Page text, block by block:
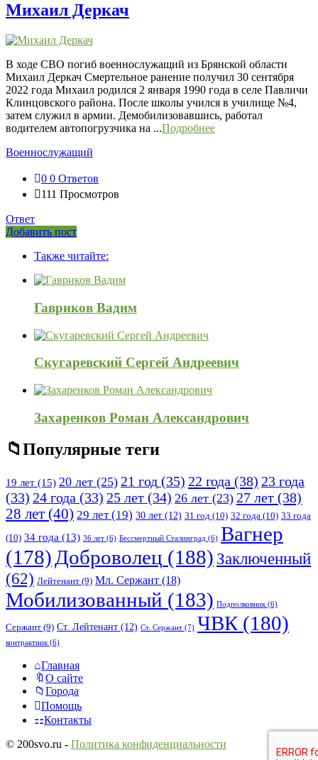
2026,
Новости
СВО
Последний
Посты
Михаил Деркач
В ходе СВО погиб военнослужащий из Брянской области
Михаил Деркач Смертельное ранение получил 30 сентября
2022 года Михаил родился 2 января 1990 года в селе Павличи
Клинцовского района. После школы учился в училище №4,
затем служил в армии. Демобилизовавшись, работал
водителем автопогрузчика на ...Подробнее
Военнослужащий
0 0 Ответов
111 Просмотров
Ответ
Боковая
Добавить пост
120x600Также читайте:
Гавриков Вадим
Скугаревский Сергей Андреевич
Захаренков Роман Александрович
Популярные теги
19 лет (15) 20 лет (25) 21 год (35) 22 года (38) 23 года
(33) 24 года (33) 25 лет (34) 26 лет (23) 27 лет (38)
28 лет (40) 29 лет(19) 30 лет (12) 31 год (10) 32 года (10) 33 года
(10) 34 года (13) 36 лет (6) Бессмертный Сталинград (6) Вагнер
(178) Доброволец (188) Заключенный
(62) Лейтенант (9) Мл. Сержант (18)
Мобилизованный (183) Подполковник (6)
Сержант (9) Ст. Лейтенант (12) Ст. Сержант (7) ЧВК (180)
контрактник (6)
Исследовать
Главная
О сайте
Города
Помощь
Контакты
© 200svo.ru - Политика конфиденциальности